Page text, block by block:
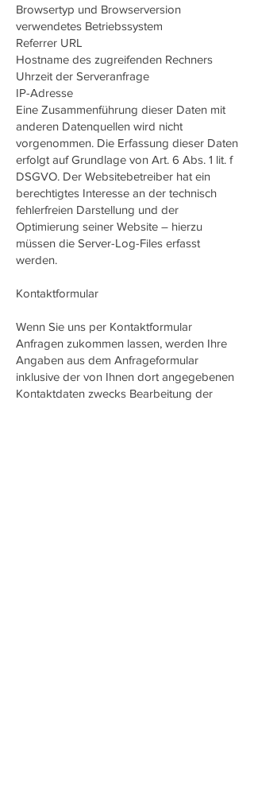
Browsertyp und Browserversion
verwendetes Betriebssystem
Referrer URL
Hostname des zugreifenden Rechners
Uhrzeit der Serveranfrage
IP-Adresse
Eine Zusammenführung dieser Daten mit
anderen Datenquellen wird nicht
vorgenommen. Die Erfassung dieser Daten
erfolgt auf Grundlage von Art. 6 Abs. 1 lit. f
DSGVO. Der Websitebetreiber hat ein
berechtigtes Interesse an der technisch
fehlerfreien Darstellung und der
Optimierung seiner Website – hierzu
müssen die Server-Log-Files erfasst
werden.
Kontaktformular
Wenn Sie uns per Kontaktformular
Anfragen zukommen lassen, werden Ihre
Angaben aus dem Anfrageformular
inklusive der von Ihnen dort angegebenen
Kontaktdaten zwecks Bearbeitung der